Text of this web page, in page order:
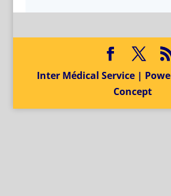
Inter Médical Service |
Concept